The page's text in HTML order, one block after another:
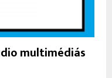
multimédiás